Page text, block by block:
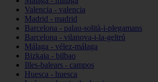
Valencia - valencia
Madrid - madrid
Barcelona - palau-solità-i-plegamans
Barcelona - vilanova-i-la-geltrú
Málaga - vélez-málaga
Bizkaia - bilbao
Illes-balears - campos
Huesca - huesca